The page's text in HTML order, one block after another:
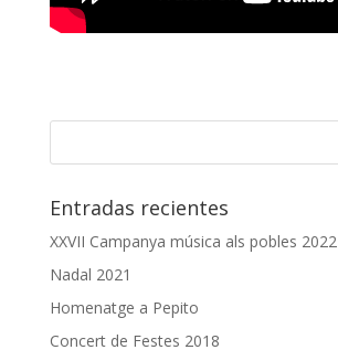
Entradas recientes
XXVII Campanya música als pobles 2022
Nadal 2021
Homenatge a Pepito
Concert de Festes 2018